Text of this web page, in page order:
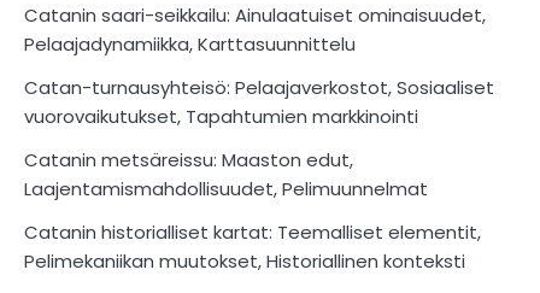
Catanin saari-seikkailu: Ainulaatuiset ominaisuudet,
Pelaajadynamiikka, Karttasuunnittelu
Catan-turnausyhteisö: Pelaajaverkostot, Sosiaaliset
vuorovaikutukset, Tapahtumien markkinointi
Catanin metsäreissu: Maaston edut,
Laajentamismahdollisuudet, Pelimuunnelmat
Catanin historialliset kartat: Teemalliset elementit,
Pelimekaniikan muutokset, Historiallinen konteksti